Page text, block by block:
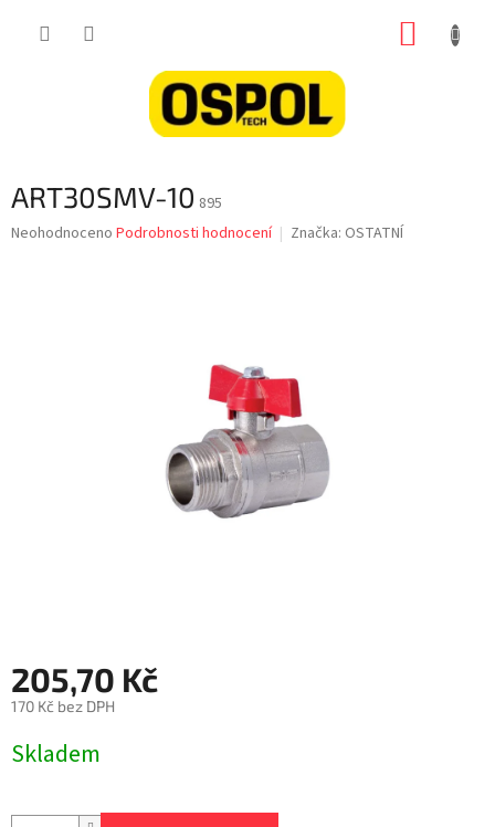
ART30SMV-10 895
Průměrné
Neohodnoceno Podrobnosti hodnocení Značka: OSTATNÍ
205,70 Kč
170 Kč bez DPH
cena:
Skladem